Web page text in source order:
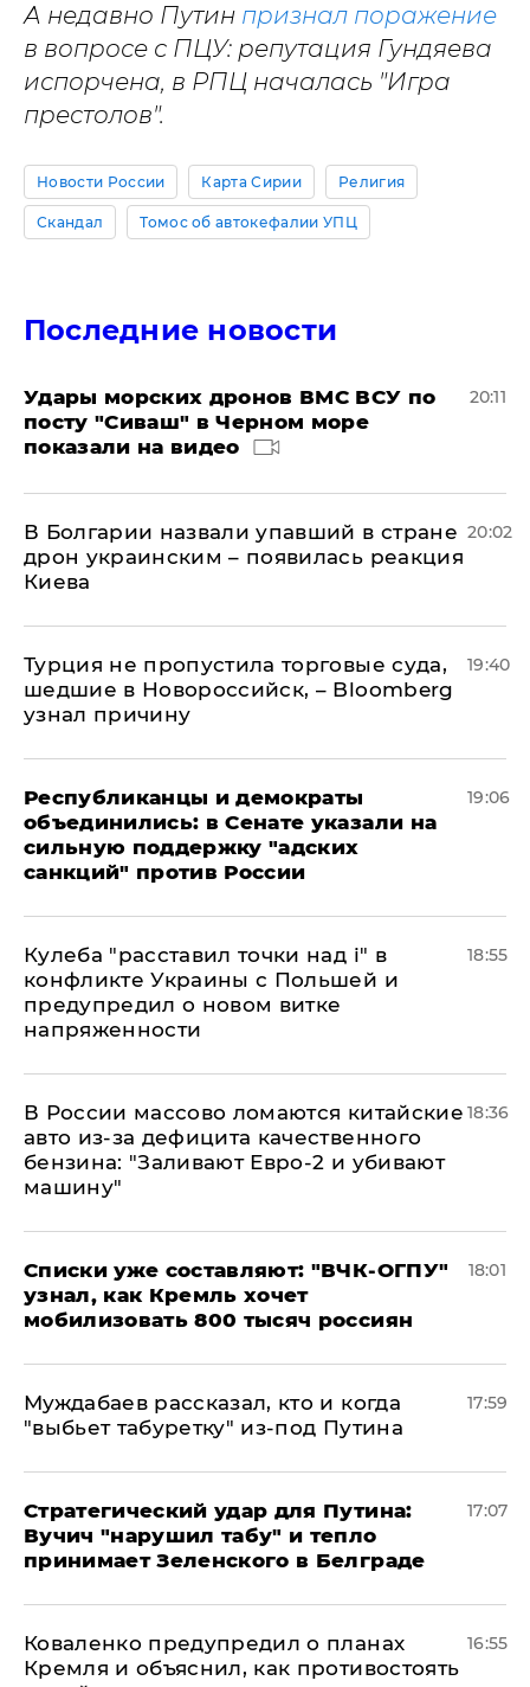
А недавно Путин признал поражение
в вопросе с ПЦУ: репутация Гундяева
испорчена, в РПЦ началась "Игра
престолов".
Новости России Карта Сирии Религия
Скандал Томос об автокефалии УПЦ
Последние новости
Удары морских дронов ВМС ВСУ по
посту "Сиваш" в Черном море
показали на видео
20:11
В Болгарии назвали упавший в стране
дрон украинским – появилась реакция
Киева
20:02
Турция не пропустила торговые суда,
шедшие в Новороссийск, – Bloomberg
узнал причину
19:40
Республиканцы и демократы
объединились: в Сенате указали на
сильную поддержку "адских
санкций" против России
19:06
Кулеба "расставил точки над і" в
конфликте Украины с Польшей и
предупредил о новом витке
напряженности
18:55
В России массово ломаются китайские
авто из-за дефицита качественного
бензина: "Заливают Евро-2 и убивают
машину"
18:36
Списки уже составляют: "ВЧК-ОГПУ"
узнал, как Кремль хочет
мобилизовать 800 тысяч россиян
18:01
Муждабаев рассказал, кто и когда
"выбьет табуретку" из-под Путина
17:59
Стратегический удар для Путина:
Вучич "нарушил табу" и тепло
принимает Зеленского в Белграде
17:07
Коваленко предупредил о планах
Кремля и объяснил, как противостоять
16:55